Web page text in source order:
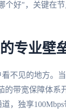
个好"，关键在
专业壁
不见的地方。
的带宽保障体系
，独享